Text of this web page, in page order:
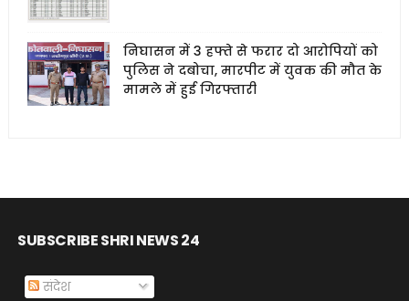
निघासन में 3 हफ्ते से फरार दो आरोपियों को
पुलिस ने दबोचा, मारपीट में युवक की मौत के
मामले में हुई गिरफ्तारी
SUBSCRIBE SHRI NEWS 24
संदेश